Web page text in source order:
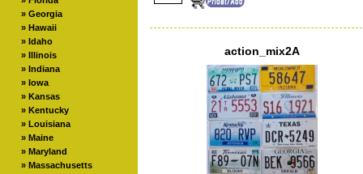
» Georgia
» Hawaii
» Idaho
» Illinois
» Indiana
» Iowa
» Kansas
» Kentucky
» Louisiana
» Maine
» Maryland
» Massachusetts
action_mix2A